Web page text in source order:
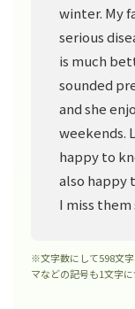
winter. My
serious
is much
sounded
and she
weekends.
happy to
also happy
I miss them
※文字数にして598文
マなどの記号も1文字に